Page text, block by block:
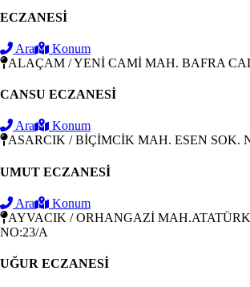
ECZANESİ
Ara
Konum
ALAÇAM / YENİ CAMİ MAH. BAFRA
CANSU ECZANESİ
Ara
Konum
ASARCIK / BİÇİMCİK MAH. ESEN SOK.
UMUT ECZANESİ
Ara
Konum
AYVACIK / ORHANGAZİ
NO:23/A
UĞUR ECZANESİ